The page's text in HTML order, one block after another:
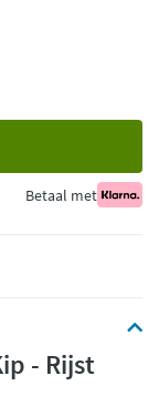
Betaal met
- Rijst